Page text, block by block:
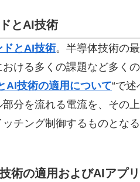
とAI技術
ドとAI技術。半導体技術の
ける多くの課題など多く
AI技術の適用について“で
分を流れる電流を、その
チング制御するものとなる
術の適用およびAIアプ